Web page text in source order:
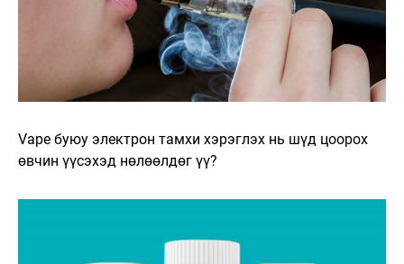
Vape буюу электрон тамхи хэрэглэх нь шүд цоорох
өвчин үүсэхэд нөлөөлдөг үү?